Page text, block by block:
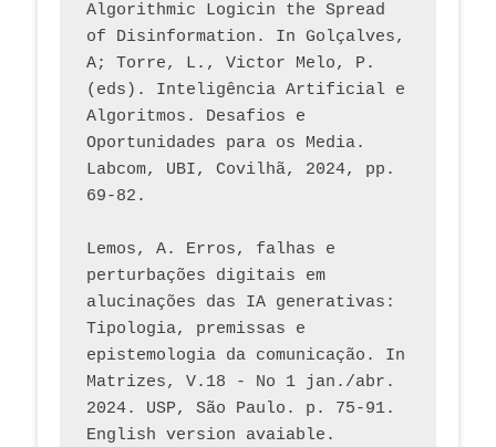
Algorithmic Logicin the Spread
of Disinformation. In Golçalves,
A; Torre, L., Victor Melo, P.
(eds). Inteligência Artificial e
Algoritmos. Desafios e
Oportunidades para os Media.
Labcom, UBI, Covilhã, 2024, pp.
69-82.
Lemos, A. Erros, falhas e
perturbações digitais em
alucinações das IA generativas:
Tipologia, premissas e
epistemologia da comunicação. In
Matrizes, V.18 - No 1 jan./abr.
2024. USP, São Paulo. p. 75-91.
English version avaiable.